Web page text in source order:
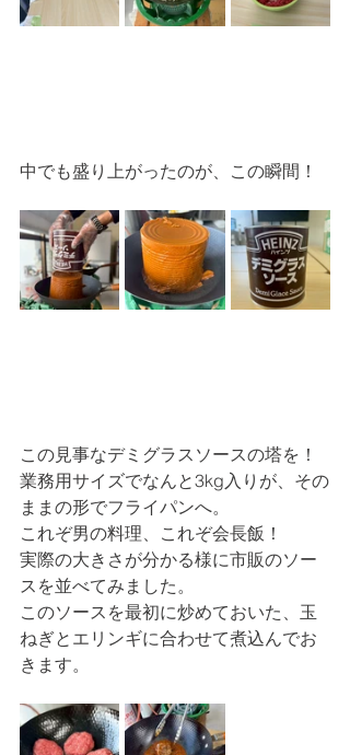
中でも盛り上がったのが、この瞬間！
この見事なデミグラスソースの塔を！
業務用サイズでなんと3kg入りが、その
ままの形でフライパンへ。
これぞ男の料理、これぞ会長飯！
実際の大きさが分かる様に市販のソー
スを並べてみました。
このソースを最初に炒めておいた、玉
ねぎとエリンギに合わせて煮込んでお
きます。